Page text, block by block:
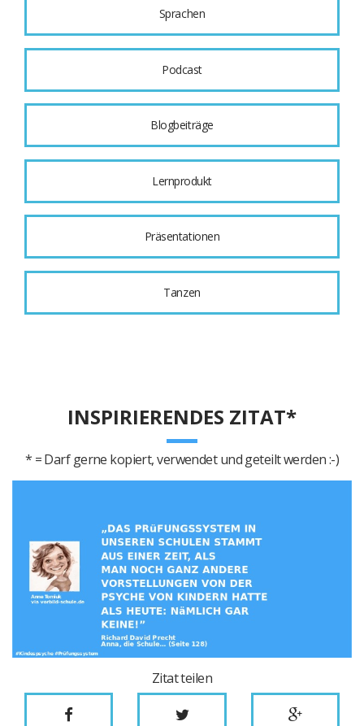
Sprachen
Podcast
Blogbeiträge
Lernprodukt
Präsentationen
Tanzen
INSPIRIERENDES ZITAT*
* = Darf gerne kopiert, verwendet und geteilt werden :-)
Zitat teilen